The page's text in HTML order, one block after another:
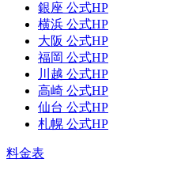
銀座 公式HP
横浜 公式HP
大阪 公式HP
福岡 公式HP
川越 公式HP
高崎 公式HP
仙台 公式HP
札幌 公式HP
料金表